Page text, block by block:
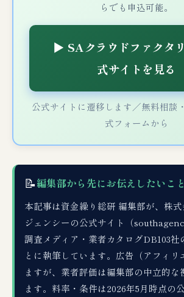
らでも申込可能。
▶ SAクラウドファクタ
式サイトを見る
公式サイトに遷移します／無料相談
式フォームから
📝編集部から先にお伝えしたいこと
本記事は資金繰り総研 編集部が、株
ジェンシーの公式サイト（
調査メディア・業者カタログDB103社
とに執筆しています。広告（アフィリ
ますが、業者評価は編集部の中立的な
ます。料率・条件は2026年5月時点の